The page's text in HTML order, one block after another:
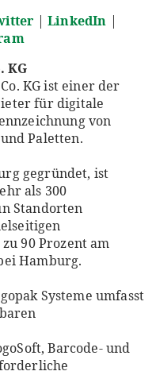
|LinkedIn |
KG
KG ist einer der
für digitale
von
Paletten.
gegründet, ist
als 300
Standorten
90 Prozent am
Hamburg.
Systeme umfasst
Barcode- und